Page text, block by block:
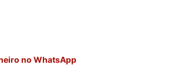
no WhatsApp